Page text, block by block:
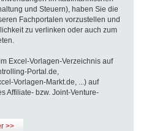
und Steuern), haben Sie die
Fachportalen vorzustellen und
zu verlinken oder auch zum
Excel-Vorlagen-Verzeichnis auf
Portal.de,
Vorlagen-Markt.de, ...) auf
Affiliate- bzw. Joint-Venture-
>>